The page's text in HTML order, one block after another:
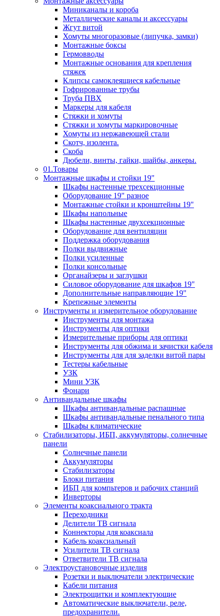
Миниканалы и короба
Металлические каналы и аксессуары
Жгут витой
Хомуты многоразовые (липучка, замки)
Монтажные боксы
Гермовводы
Монтажные основания для крепления
стяжек
Клипсы самоклеящиеся кабельные
Гофрированные трубы
Труба ПВХ
Маркеры для кабеля
Стяжки и хомуты
Стяжки и хомуты маркировочные
Хомуты из нержавеющей стали
Скотч, изолента.
Скоба
Дюбели, винты, гайки, шайбы, анкеры.
01.Товары
Монтажные шкафы и стойки 19"
Шкафы настенные трехсекционные
Оборудование 19" разное
Монтажные стойки и кронштейны 19"
Шкафы напольные
Шкафы настенные двухсекционные
Оборудование для вентиляции
Поддержка оборудования
Полки выдвижные
Полки усиленные
Полки консольные
Органайзеры и заглушки
Силовое оборудование для шкафов 19"
Дополнительные направляющие 19"
Крепежные элементы
Инструменты и измерительное оборудование
Инструменты для монтажа
Инструменты для оптики
Измерительные приборы для оптики
Инструменты для обжима и зачистки кабеля
Инструменты для для заделки витой пары
Тестеры кабельные
УЗК
Мини УЗК
Фонари
Антивандальные шкафы
Шкафы антивандальные распашные
Шкафы антивандальные пенального типа
Шкафы климатические
Стабилизаторы, ИБП, аккумуляторы, солнечные
панели
Солнечные панели
Аккумуляторы
Стабилизаторы
Блоки питания
ИБП для компьтеров и рабочих станций
Инверторы
Элементы коаксиального тракта
Переходники
Делители ТВ сигнала
Коннекторы для коаксиала
Кабель коаксиальный
Усилители ТВ сигнала
Ответвители ТВ сигнала
Электроустановочные изделия
Розетки и выключатели электрические
Кабели питания
Электрощитки и комплектующие
Автоматические выключатели, реле,
предохранители.